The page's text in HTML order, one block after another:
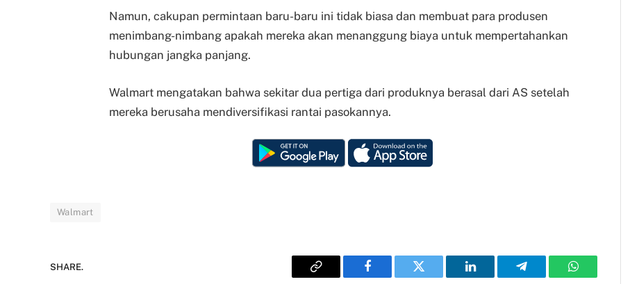
Namun, cakupan permintaan baru-baru ini tidak biasa dan membuat para produsen
menimbang-nimbang apakah mereka akan menanggung biaya untuk mempertahankan
hubungan jangka panjang.
Walmart mengatakan bahwa sekitar dua pertiga dari produknya berasal dari AS setelah
mereka berusaha mendiversifikasi rantai pasokannya.
Walmart
SHARE.
Copy
Facebook Twitter LinkedIn Telegram WhatsApp